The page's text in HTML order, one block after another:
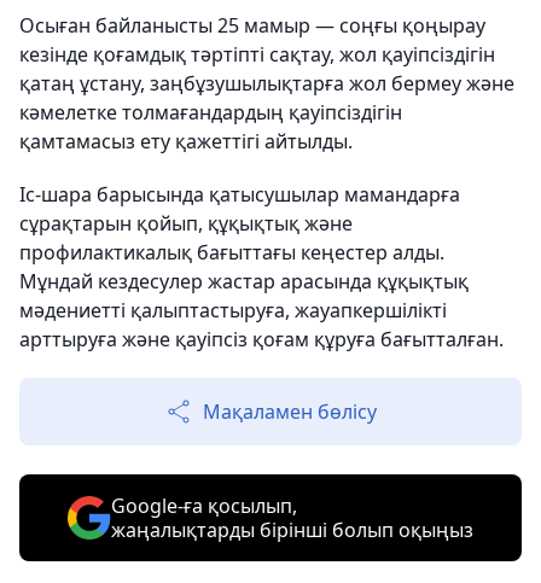
Осыған байланысты 25 мамыр — соңғы қоңырау
кезінде қоғамдық тәртіпті сақтау, жол қауіпсіздігін
қатаң ұстану, заңбұзушылықтарға жол бермеу және
кәмелетке толмағандардың қауіпсіздігін
қамтамасыз ету қажеттігі айтылды.
Іс-шара барысында қатысушылар мамандарға
сұрақтарын қойып, құқықтық және
профилактикалық бағыттағы кеңестер алды.
Мұндай кездесулер жастар арасында құқықтық
мәдениетті қалыптастыруға, жауапкершілікті
арттыруға және қауіпсіз қоғам құруға бағытталған.
Мақаламен бөлісу
Google-ға қосылып,
жаңалықтарды бірінші болып оқыңыз